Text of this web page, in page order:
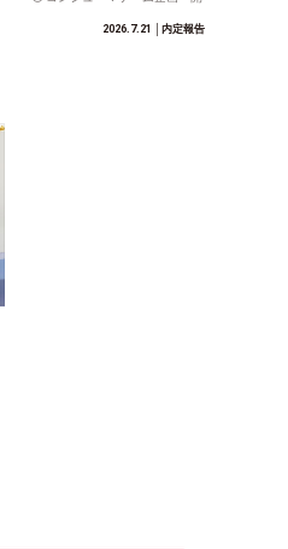
2026.7.21 │内定報告